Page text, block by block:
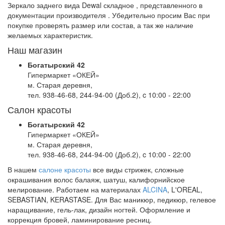
Зеркало заднего вида Dewal складное , представленного в
документации производителя . Убедительно просим Вас при
покупке проверять размер или состав, а так же наличие
желаемых характеристик.
Наш магазин
Богатырский 42
Гипермаркет «ОКЕЙ»
м. Старая деревня,
тел. 938-46-68, 244-94-00 (Доб.2), c 10:00 - 22:00
Салон красоты
Богатырский 42
Гипермаркет «ОКЕЙ»
м. Старая деревня,
тел. 938-46-68, 244-94-00 (Доб.2), c 10:00 - 22:00
В нашем салоне красоты все виды стрижек, сложные
окрашивания волос балаяж, шатуш, калифорнийское
мелирование. Работаем на материалах ALCINA, L'OREAL,
SEBASTIAN, KERASTASE. Для Вас маникюр, педикюр, гелевое
наращивание, гель-лак, дизайн ногтей. Оформление и
коррекция бровей, ламинирование ресниц.